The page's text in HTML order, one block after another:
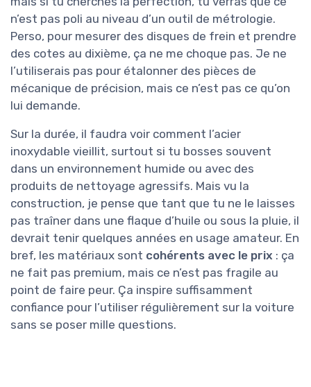
n’est pas poli au niveau d’un outil de métrologie.
Perso, pour mesurer des disques de frein et prendre
des cotes au dixième, ça ne me choque pas. Je ne
l’utiliserais pas pour étalonner des pièces de
mécanique de précision, mais ce n’est pas ce qu’on
lui demande.
Sur la durée, il faudra voir comment l’acier
inoxydable vieillit, surtout si tu bosses souvent
dans un environnement humide ou avec des
produits de nettoyage agressifs. Mais vu la
construction, je pense que tant que tu ne le laisses
pas traîner dans une flaque d’huile ou sous la pluie, il
devrait tenir quelques années en usage amateur. En
bref, les matériaux sont cohérents avec le prix : ça
ne fait pas premium, mais ce n’est pas fragile au
point de faire peur. Ça inspire suffisamment
confiance pour l’utiliser régulièrement sur la voiture
sans se poser mille questions.